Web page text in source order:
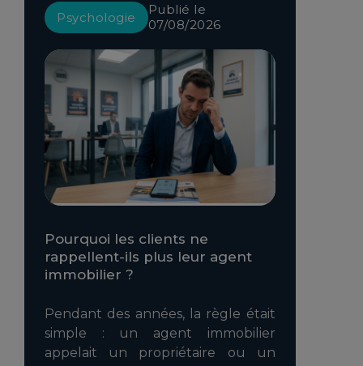
Psychologie
Publié le
07/08/2026
Pourquoi les clients ne
rappellent-ils plus leur agent
immobilier ?
Pendant des années, la règle était
simple : un agent immobilier
appelait un propriétaire ou un